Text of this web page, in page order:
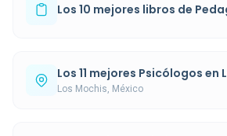
Los 10 mejores libros de
Los 11 mejores Psicólogos en
Los Mochis, México